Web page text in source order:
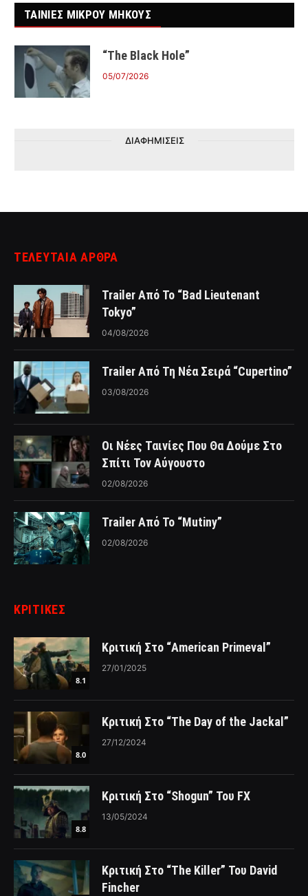
ΤΑΙΝΙΕΣ ΜΙΚΡΟΥ ΜΗΚΟΥΣ
“The Black Hole”
05/07/2026
ΔΙΑΦΗΜΙΣΕΙΣ
ΤΕΛΕΥΤΑΙΑ ΑΡΘΡΑ
Trailer Από Το “Bad Lieutenant
Tokyo”
04/08/2026
Trailer Από Τη Νέα Σειρά “Cupertino”
03/08/2026
Οι Νέες Ταινίες Που Θα Δούμε Στο
Σπίτι Τον Αύγουστο
02/08/2026
Trailer Από Το “Mutiny”
02/08/2026
ΚΡΙΤΙΚΈΣ
8.1
Κριτική Στο “American Primeval”
27/01/2025
8.0
Κριτική Στο “The Day of the Jackal”
27/12/2024
8.8
Κριτική Στο “Shogun” Του FX
13/05/2024
Κριτική Στο “The Killer” Του David
Fincher